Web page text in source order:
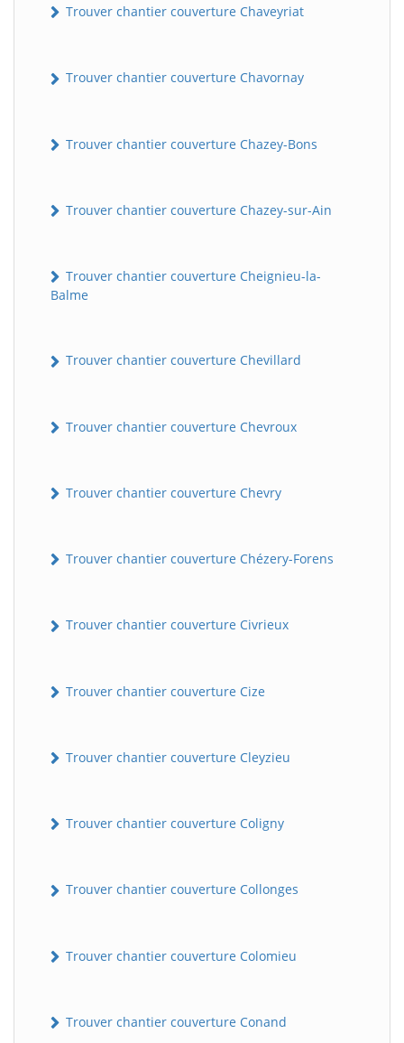
Trouver chantier couverture Chaveyriat
Trouver chantier couverture Chavornay
Trouver chantier couverture Chazey-Bons
Trouver chantier couverture Chazey-sur-Ain
Trouver chantier couverture Cheignieu-la-
Balme
Trouver chantier couverture Chevillard
Trouver chantier couverture Chevroux
Trouver chantier couverture Chevry
Trouver chantier couverture Chézery-Forens
Trouver chantier couverture Civrieux
Trouver chantier couverture Cize
Trouver chantier couverture Cleyzieu
Trouver chantier couverture Coligny
Trouver chantier couverture Collonges
Trouver chantier couverture Colomieu
Trouver chantier couverture Conand